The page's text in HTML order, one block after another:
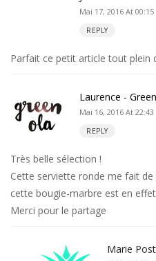
Mai 17, 2016 At 00:15
REPLY
Parfait ce petit article tout plein
Laurence -
Mai 16, 2016 At 22:43
REPLY
Très belle sélection !
Cette serviette ronde me fait
cette bougie-marbre est en
Merci pour le partage
Marie